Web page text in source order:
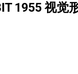
1955 视觉